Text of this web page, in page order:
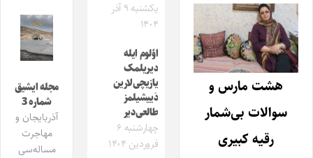
هشت مارس و
سوالات بی‌شمار
رقیه کبیری
یکشنبه ۹ آذر
۱۴۰۴
اؤلوم ایله
دیریلمک
یازیچی‌لارین
دَییشیلمز
طالعی‌دیر
چهارشنبه ۶
فروردین ۱۴۰۴
مجله ایشیق
شماره 3
آذربایجان و
مهاجرت
مساله‌سی